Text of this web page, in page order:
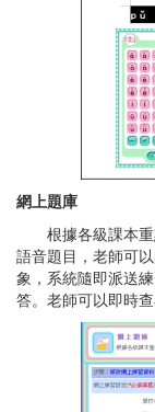
網上題庫
根據各級課本重
語音題目，老師可
象，系統隨即派送
答。老師可以即時